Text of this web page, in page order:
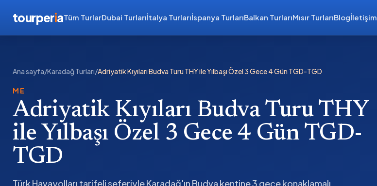
tourperiaTüm TurlarDubai Turlarıİtalya Turlarıİspanya TurlarıBalkan TurlarıMısır TurlarıBlogİletişim
Ana sayfa/Karadağ Turları/Adriyatik Kıyıları Budva Turu THY ile Yılbaşı Özel 3 Gece 4 Gün TGD-TGD
ME
Adriyatik Kıyıları Budva Turu THY
ile Yılbaşı Özel 3 Gece 4 Gün TGD-
TGD
Türk Havayolları tarifeli seferiyle Karadağ'ın Budva kentine 3 gece konaklamalı